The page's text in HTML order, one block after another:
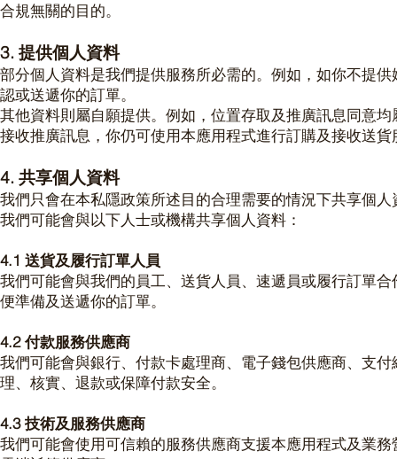
合規無關的目的。
3. 提供個人資料
部分個人資料是我們提供服務所必需的。例如，如你不提
認或送遞你的訂單。
其他資料則屬自願提供。例如，位置存取及推廣訊息同意
接收推廣訊息，你仍可使用本應用程式進行訂購及接收送貨
4. 共享個人資料
我們只會在本私隱政策所述目的合理需要的情況下共享個人
我們可能會與以下人士或機構共享個人資料：
4.1 送貨及履行訂單人員
我們可能會與我們的員工、送貨人員、速遞員或履行訂單
便準備及送遞你的訂單。
4.2 付款服務供應商
我們可能會與銀行、付款卡處理商、電子錢包供應商、支
理、核實、退款或保障付款安全。
4.3 技術及服務供應商
我們可能會使用可信賴的服務供應商支援本應用程式及業務